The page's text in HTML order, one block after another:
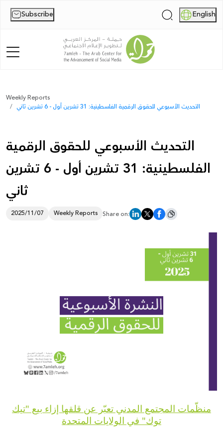
Subscribe | English
Home
About Us
Publications
Reports
Palestine Digital Activism Forum
Report
Weekly Reports
التحديث الأسبوعي للحقوق الرقمية الفلسطينية: 31 تشرين أول - 6 تشرين ثاني
التحديث الأسبوعي للحقوق الرقمية
الفلسطينية: 31 تشرين أول - 6 تشرين
ثاني
2025/11/07 Weekly Reports Share on:
منظّمات المجتمع المدني تعبّر عن قلقها إزاء بيع "تيك
توك" في الولايات المتحدة